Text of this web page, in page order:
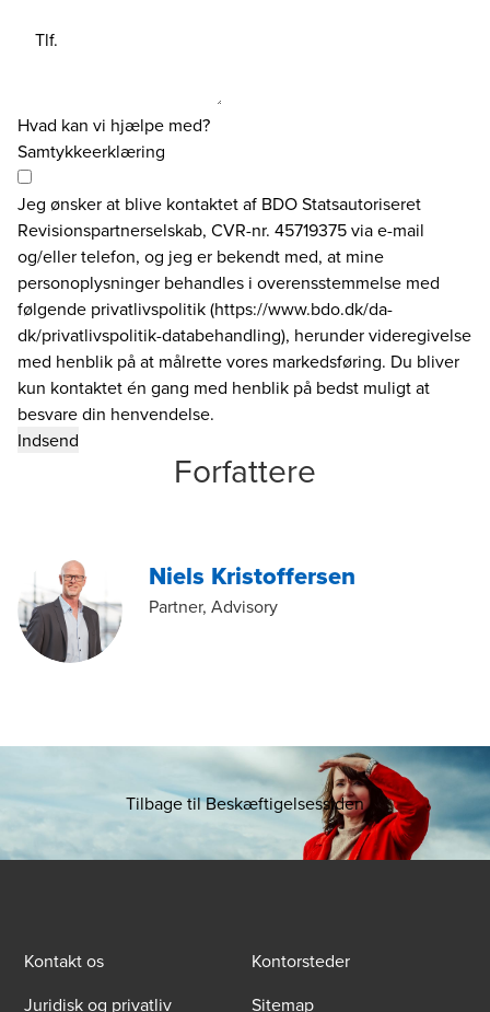
Tlf.
Hvad kan vi hjælpe med?
Samtykkeerklæring
Jeg ønsker at blive kontaktet af BDO Statsautoriseret
Revisionspartnerselskab, CVR-nr. 45719375 via e-mail
og/eller telefon, og jeg er bekendt med, at mine
personoplysninger behandles i overensstemmelse med
følgende privatlivspolitik (https://www.bdo.dk/da-
dk/privatlivspolitik-databehandling), herunder videregivelse
med henblik på at målrette vores markedsføring. Du bliver
kun kontaktet én gang med henblik på bedst muligt at
besvare din henvendelse.
Forfattere
Niels Kristoffersen
Partner, Advisory
Tilbage til Beskæftigelsessiden
Kontakt os
Kontorsteder
Juridisk og privatliv
Sitemap